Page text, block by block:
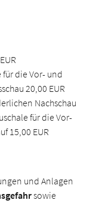
die Vor- und
20,00 EUR
Nachschau
für die Vor-
15,00 EUR
und Anlagen
sowie